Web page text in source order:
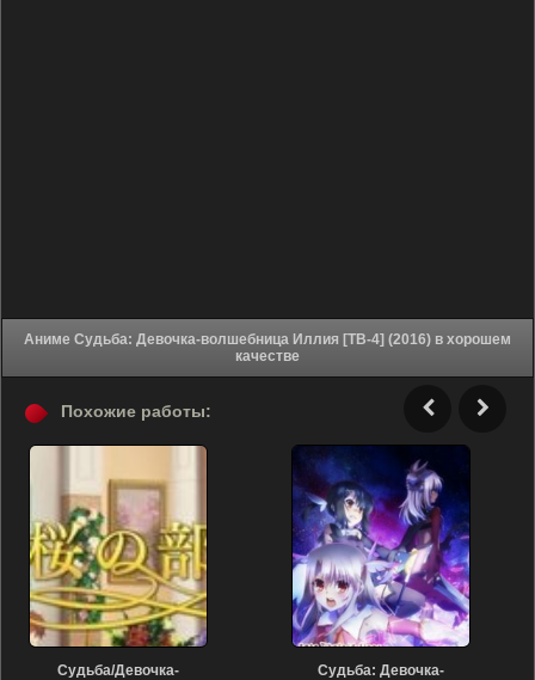
Аниме Судьба: Девочка-волшебница Иллия [ТВ-4] (2016) в хорошем
качестве
Похожие работы:
Судьба/Девочка-
Судьба: Девочка-